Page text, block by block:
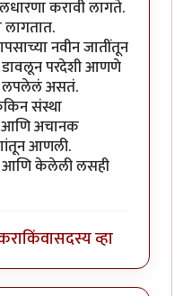
करावी लागते.
नवीन जातींतून
डावलून परदेशी आणणे
लपलेलं असतं.
संस्था
आणि अचानक
आणली.
आणि केलेली लसही
किंवासदस्य व्हा